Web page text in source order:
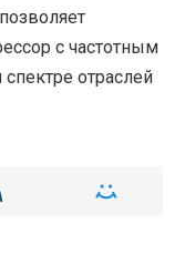
с частотным
отраслей